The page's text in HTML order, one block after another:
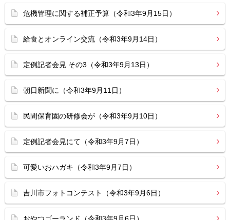
危機管理に関する補正予算（令和3年9月15日）
給食とオンライン交流（令和3年9月14日）
定例記者会見 その3（令和3年9月13日）
朝日新聞に（令和3年9月11日）
民間保育園の研修会が（令和3年9月10日）
定例記者会見にて（令和3年9月7日）
可愛いおハガキ（令和3年9月7日）
吉川市フォトコンテスト（令和3年9月6日）